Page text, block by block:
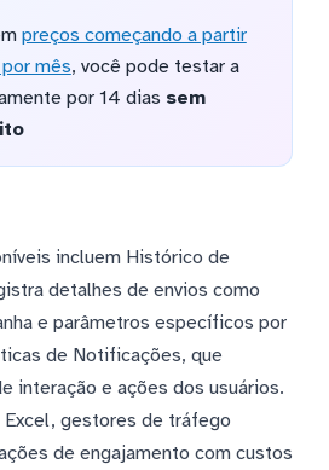
preços começando a partir
por mês, você pode testar a
por 14 dias sem
incluem Histórico de
detalhes de envios como
e parâmetros específicos por
de Notificações, que
interação e ações dos usuários.
gestores de tráfego
de engajamento com custos